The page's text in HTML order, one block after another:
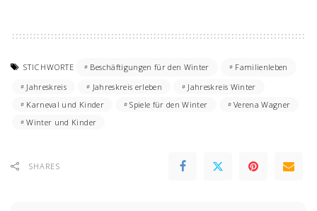
STICHWORTE Beschäftigungen für den Winter
Familienleben
Jahreskreis
Jahreskreis erleben
Jahreskreis Winter
Karneval und Kinder
Spiele für den Winter
Verena Wagner
Winter und Kinder
SHARES